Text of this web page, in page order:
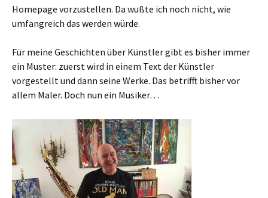
Homepage vorzustellen. Da wußte ich noch nicht, wie
umfangreich das werden würde.
Für meine Geschichten über Künstler gibt es bisher immer
ein Muster: zuerst wird in einem Text der Künstler
vorgestellt und dann seine Werke. Das betrifft bisher vor
allem Maler. Doch nun ein Musiker…